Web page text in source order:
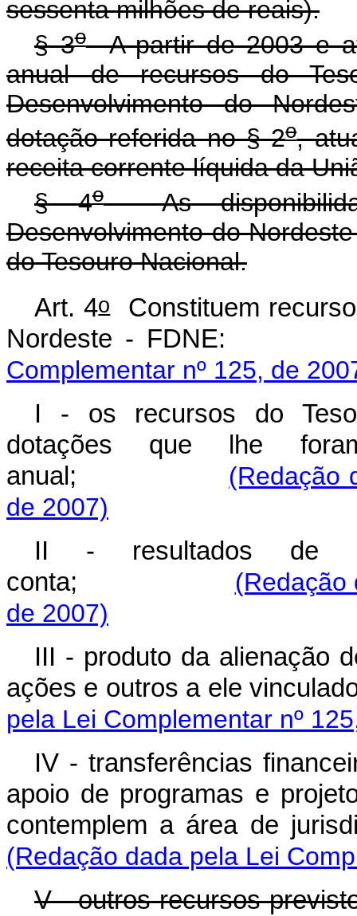
sessenta milhões de reais).
§ 3oA partir de 2003 e
anual de recursos do
Desenvolvimento do
dotação referida no § 2o,
receita corrente líquida da
§ 4oAs
Desenvolvimento do
do Tesouro Nacional.
Art. 4oConstituem
Nordeste -
Complementar nº 125, de
I - os recursos do
dotações que lhe
anual; (Redação
de 2007)
II - resultados de
conta; (Redação
de 2007)
III - produto da alienação
ações e outros a
pela Lei Complementar nº
IV - transferências
apoio de programas e
contemplem a área de
(Redação dada pela Lei
V - outros recursos